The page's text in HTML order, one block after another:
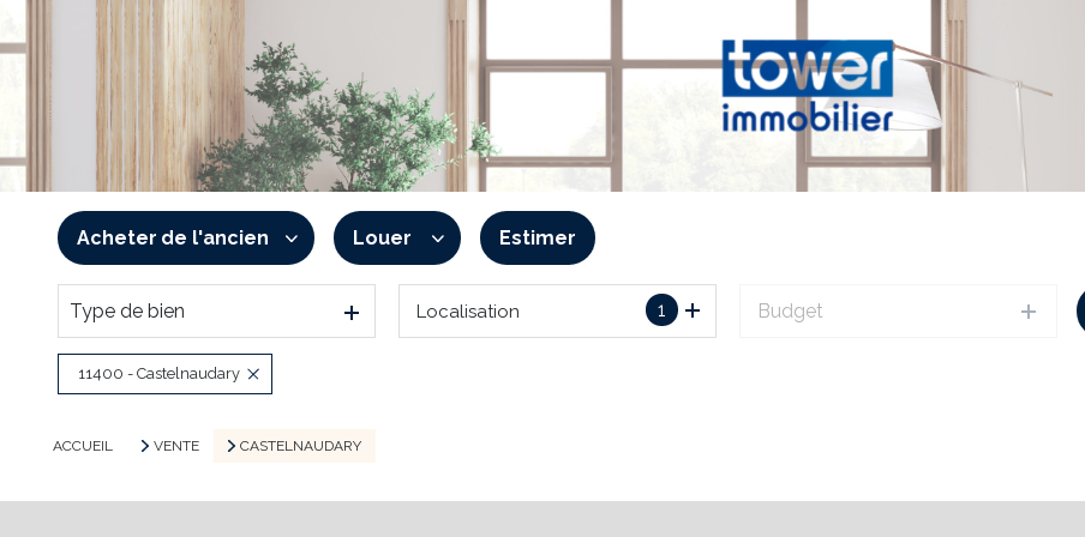
Acheter de l'ancien
De l'ancien
De l'immo pro
Louer
à l'année
Estimer
Type de bien 1
Localisation Budget
11400 - Castelnaudary
ACCUEIL VENTE CASTELNAUDARY